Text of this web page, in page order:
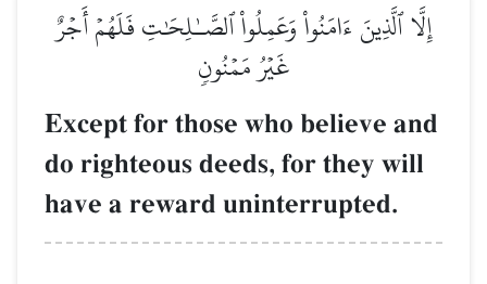
إِلَّا ٱلَّذِينَ ءَامَنُواْ وَعَمِلُواْ ٱلصَّـٰلِحَٰتِ فَلَهُمۡ أَجۡرٌ
غَيۡرُ مَمۡنُونٖ
Except for those who believe and
do righteous deeds, for they will
have a reward uninterrupted.